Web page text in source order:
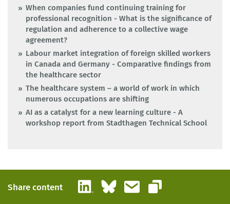
When companies fund continuing training for
professional recognition - What is the significance of
regulation and adherence to a collective wage
agreement?
Labour market integration of foreign skilled workers
in Canada and Germany - Comparative findings from
the healthcare sector
The healthcare system – a world of work in which
numerous occupations are shifting
AI as a catalyst for a new learning culture - A
workshop report from Stadthagen Technical School
Share content LinkedInBlueskyEmail
Copy link